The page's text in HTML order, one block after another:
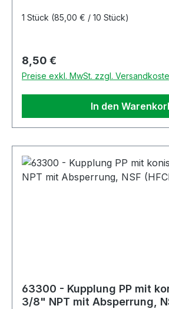
1 Stück (85,00 € / 10 Stück)
Regulärer Preis:
8,50 €
Preise exkl. MwSt. zzgl.
In den
63300 - Kupplung PP mit
3/8" NPT mit Absperrung,